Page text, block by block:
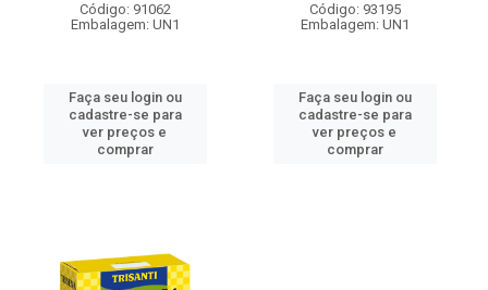
Código: 91062
Embalagem: UN1
Faça seu login ou
cadastre-se para
ver preços e
comprar
Código: 93195
Embalagem: UN1
Faça seu login ou
cadastre-se para
ver preços e
comprar